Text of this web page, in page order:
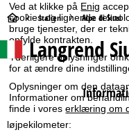
Ved at klikke på Enig
cookies og lignende
bruge tjenester, der er
opfylde kontrakten.
Yderligere oplysninger
for at ændre dine
Oplysninger om den
Informationer om
finde i voreserklæring om
S
t
a
r
t
Italien Alpe di Siusi
Langrend
løjpekilometer: